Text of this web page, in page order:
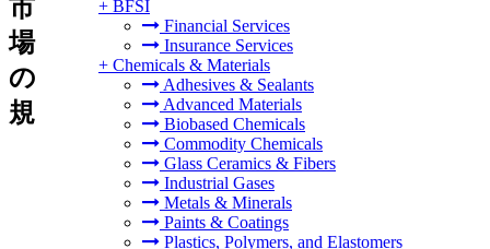
+ BFSI
Financial Services
Insurance Services
+ Chemicals & Materials
Adhesives & Sealants
Advanced Materials
Biobased Chemicals
Commodity Chemicals
Glass Ceramics & Fibers
Industrial Gases
Metals & Minerals
Paints & Coatings
Plastics, Polymers, and Elastomers
市
場
の
規